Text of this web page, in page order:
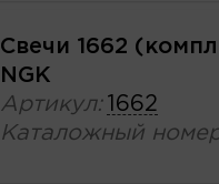
Свечи 1662
NGK
Артикул:
1662
Каталожный